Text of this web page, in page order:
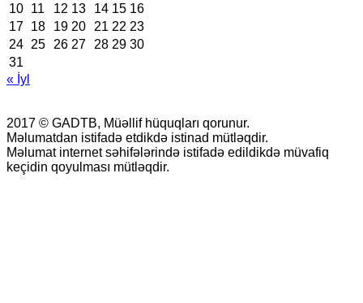
10 11 12 13 14 15 16
17 18 19 20 21 22 23
24 25 26 27 28 29 30
31
« İyl
2017 © GADTB, Müəllif hüquqları qorunur.
Məlumatdan istifadə etdikdə istinad mütləqdir.
Məlumat internet səhifələrində istifadə edildikdə müvafiq
keçidin qoyulması mütləqdir.